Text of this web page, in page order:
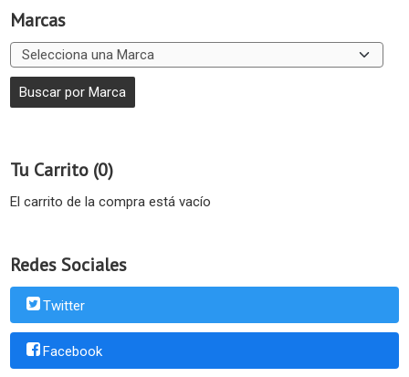
Marcas
Tu Carrito (0)
El carrito de la compra está vacío
Redes Sociales
Twitter
Facebook